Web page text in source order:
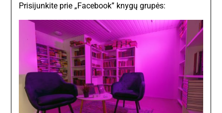
Prisijunkite prie „Facebook” knygų grupės: